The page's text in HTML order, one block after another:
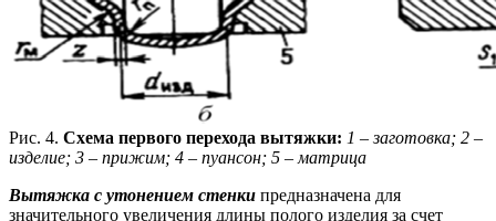
Рис. 4. Схема первого перехода вытяжки: 1 – заготовка; 2 –
изделие; 3 – прижим; 4 – пуансон; 5 – матрица
Вытяжка с утонением стенки предназначена для
значительного увеличения длины полого изделия за счет